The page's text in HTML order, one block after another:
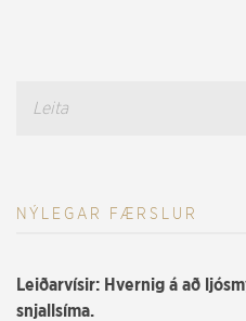
NÝLEGAR FÆRSLUR
Leiðarvísir: Hvernig á að
snjallsíma.